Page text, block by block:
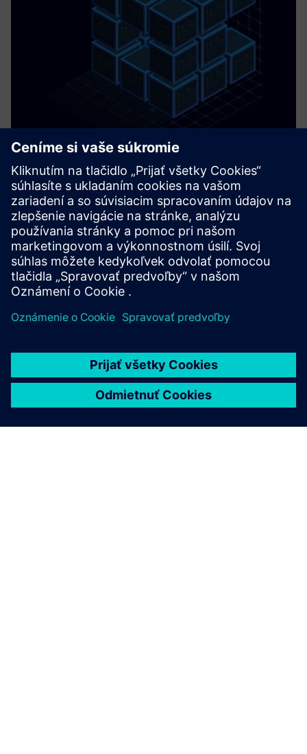
AI Chilled Water Plant Optimization
Maximalizujte svoj BMS pomocou technológie
optimalizácie zariadení na chladenie vody ocenenou
spoločnosťou Exergenics — bez čiernej skrinky, bez školení,
bez bezpečnostných problémov. Ušetrite 5— 35% energie s
bezproblémovou imple...
Prečítajte si viac